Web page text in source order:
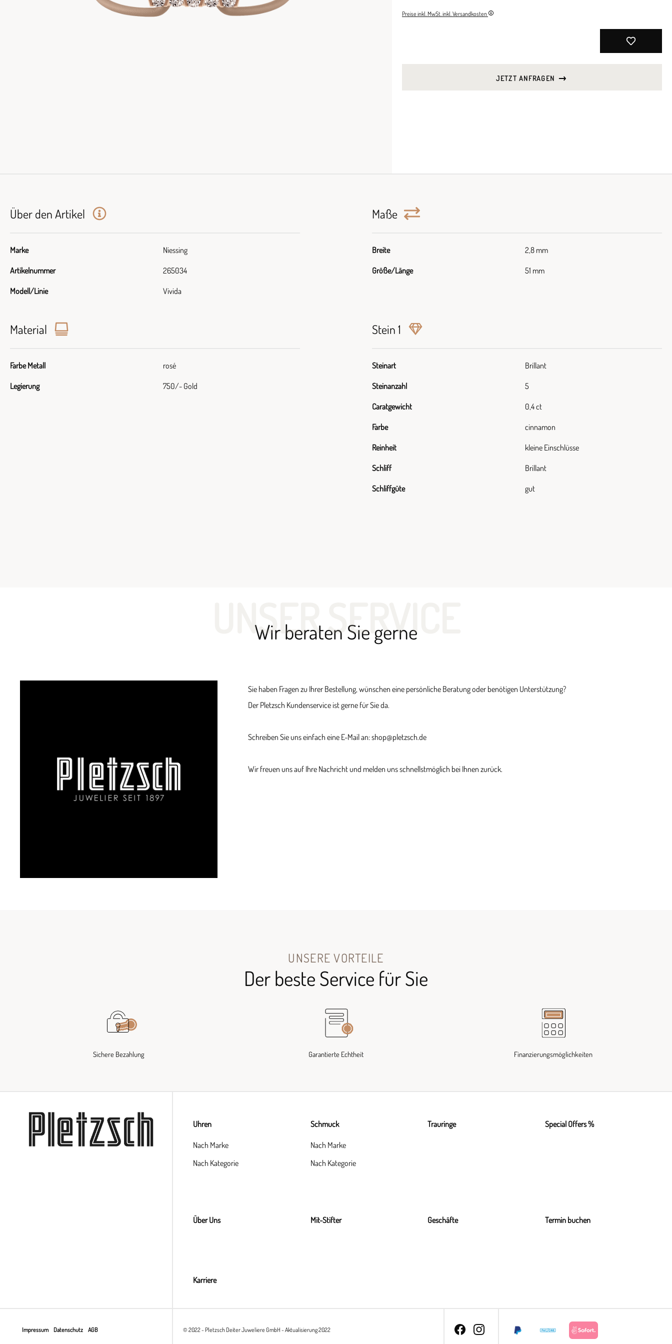
Preise inkl. MwSt. inkl. Versandkosten
JETZT ANFRAGEN
Über den Artikel
Marke Niessing
Artikelnummer 265034
Modell/Linie Vivida
Maße
Breite 2,8 mm
Größe/Länge 51 mm
Material
Farbe Metall rosé
Legierung 750/- Gold
Stein 1
Steinart Brillant
Steinanzahl 5
Caratgewicht 0,4 ct
Farbe cinnamon
Reinheit kleine Einschlüsse
Schliff Brillant
Schliffgüte gut
UNSER SERVICE
Wir beraten Sie gerne
Sie haben Fragen zu Ihrer Bestellung, wünschen eine persönliche Beratung oder benötigen Unterstützung?
Der Pletzsch Kundenservice ist gerne für Sie da.
Schreiben Sie uns einfach eine E-Mail an: shop@pletzsch.de
Wir freuen uns auf Ihre Nachricht und melden uns schnellstmöglich bei Ihnen zurück.
UNSERE VORTEILE
Der beste Service für Sie
Sichere Bezahlung Garantierte Echtheit Finanzierungsmöglichkeiten
Uhren
Nach Marke
Nach Kategorie
Schmuck
Nach Marke
Nach Kategorie
Trauringe Special Offers %
Über Uns Mit-Stifter Geschäfte Termin buchen
Karriere
Impressum Datenschutz AGB © 2022 - Pletzsch Deiter Juweliere GmbH - Aktualisierung 2022